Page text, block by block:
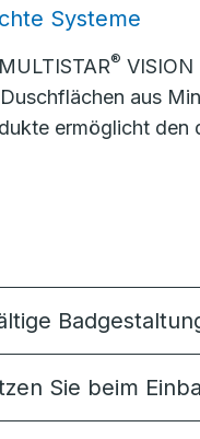
Systeme
®
aus
ermöglicht
Sie beim